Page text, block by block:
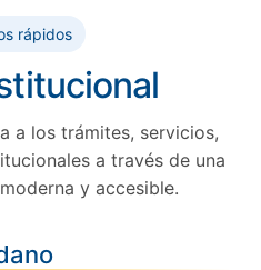
rápidos
a los trámites, servicios,
a través de una
y accesible.